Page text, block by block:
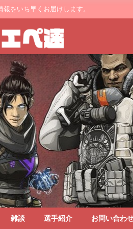
報をいち早くお届けします。
雑談 選手紹介 お問い合わ